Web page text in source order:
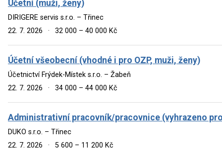
Účetní (muži, ženy)
DIRIGERE servis s.r.o. – Třinec
22. 7. 2026
· 32 000 – 40 000 Kč
Účetní všeobecní (vhodné i pro OZP, muži, ženy)
Účetnictví Frýdek-Místek s.r.o. – Žabeň
22. 7. 2026
· 34 000 – 44 000 Kč
Administrativní pracovník/pracovnice (vyhrazeno
DUKO s.r.o. – Třinec
22. 7. 2026
· 5 600 – 11 200 Kč